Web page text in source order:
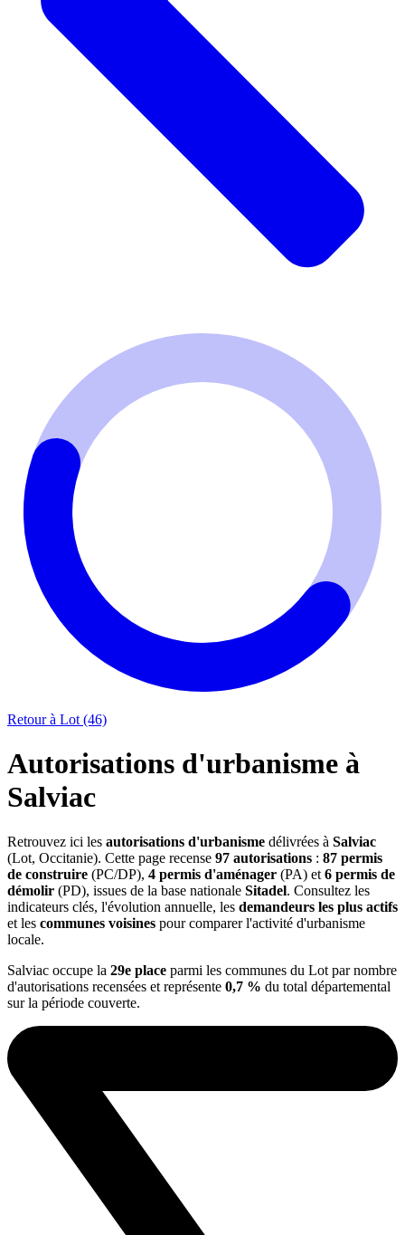
Retour à Lot (46)
Autorisations d'urbanisme à
Salviac
Retrouvez ici les autorisations d'urbanisme délivrées à Salviac
(Lot, Occitanie). Cette page recense 97 autorisations : 87 permis
de construire (PC/DP), 4 permis d'aménager (PA) et 6 permis de
démolir (PD), issues de la base nationale Sitadel. Consultez les
indicateurs clés, l'évolution annuelle, les demandeurs les plus actifs
et les communes voisines pour comparer l'activité d'urbanisme
locale.
Salviac occupe la 29e place parmi les communes du Lot par nombre
d'autorisations recensées et représente 0,7 % du total départemental
sur la période couverte.